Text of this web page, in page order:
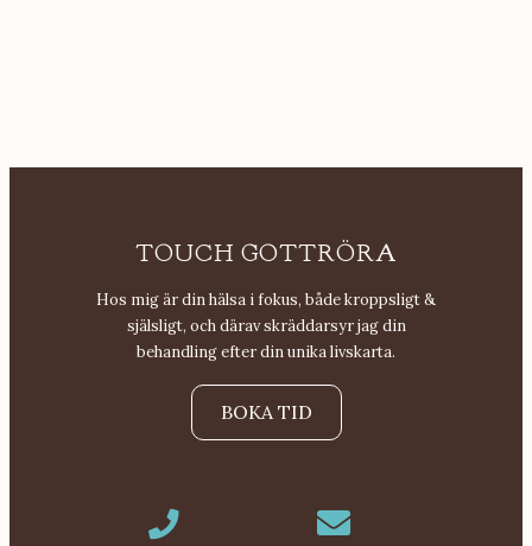
TOUCH GOTTRÖRA
Hos mig är din hälsa i fokus, både kroppsligt &
själsligt, och därav skräddarsyr jag din
behandling efter din unika livskarta.
BOKA TID